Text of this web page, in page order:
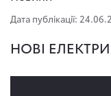
Дата публікації:
НОВІ